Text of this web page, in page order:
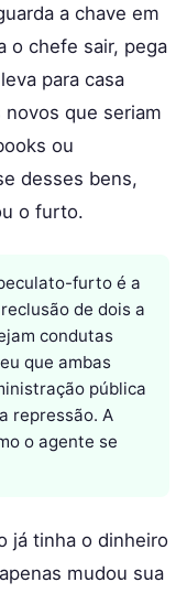
a chave em
o chefe sair, pega
para casa
que seriam
ou
desses bens,
o furto.
furto é a
de dois a
condutas
que ambas
pública
repressão. A
o agente se
já tinha o dinheiro
mudou sua